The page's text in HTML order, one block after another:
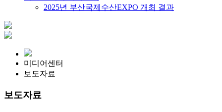
2025년 부산국제수산EXPO 개최 결과
미디어센터
보도자료
보도자료